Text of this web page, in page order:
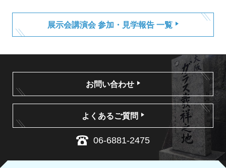
展示会講演会 参加・見学報告 一覧
お問い合わせ
よくあるご質問
06-6881-2475